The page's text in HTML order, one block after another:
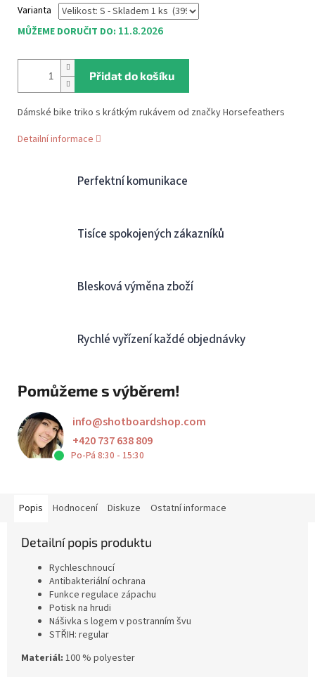
Varianta
MŮŽEME DORUČIT DO: 11.8.2026
Přidat do košíku
Dámské bike triko s krátkým rukávem od značky Horsefeathers
Detailní informace
Perfektní komunikace
Tisíce spokojených zákazníků
Blesková výměna zboží
Rychlé vyřízení každé objednávky
Pomůžeme s výběrem!
info@shotboardshop.com
+420 737 638 809
Po-Pá 8:30 - 15:30
Popis Hodnocení Diskuze Ostatní informace
Detailní popis produktu
Rychleschnoucí
Antibakteriální ochrana
Funkce regulace zápachu
Potisk na hrudi
Nášivka s logem v postranním švu
STŘIH: regular
Materiál: 100 % polyester